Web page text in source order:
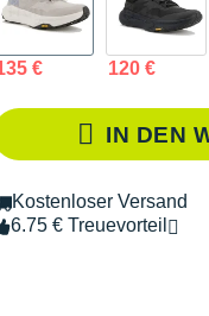
€ 120 €
IN DEN
Kostenloser Versand
6.75 € Treuevorteil